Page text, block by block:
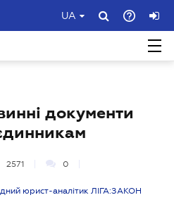
UA
документи
2571 0
юрист-аналітик ЛІГА:ЗАКОН